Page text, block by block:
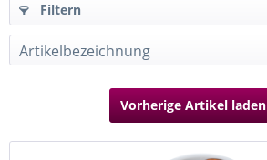
Filtern
Vorherige Artikel laden